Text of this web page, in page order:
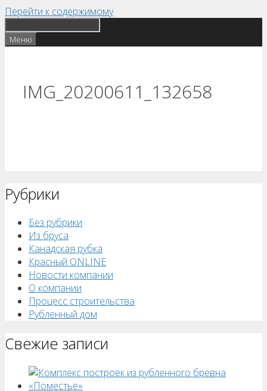
Перейти к содержимому
Меню
IMG_20200611_132658
Рубрики
Без рубрики
Из бруса
Канадская рубка
Красный ONLINE
Новости компании
О компании
Процесс строительства
Рубленный дом
Свежие записи